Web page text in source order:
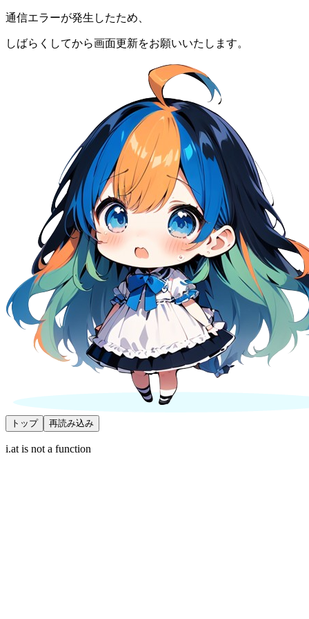
通信エラーが発生したため、
しばらくしてから画面更新をお願いいたします。
トップ 再読み込み
i.at is not a function